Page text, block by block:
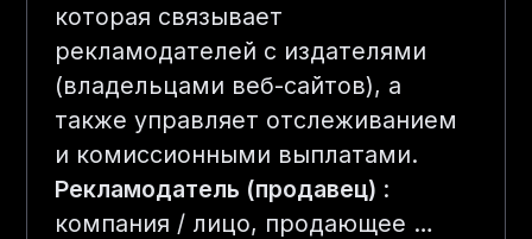
которая связывает
рекламодателей с издателями
(владельцами веб-сайтов), а
также управляет отслеживанием
и комиссионными выплатами.
Рекламодатель (продавец) :
компания / лицо, продающее …